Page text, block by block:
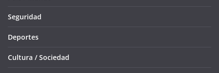
Seguridad
Deportes
Cultura / Sociedad